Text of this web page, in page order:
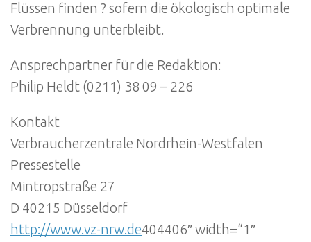
Flüssen finden ? sofern die ökologisch optimale
Verbrennung unterbleibt.
Ansprechpartner für die Redaktion:
Philip Heldt (0211) 38 09 – 226
Kontakt
Verbraucherzentrale Nordrhein-Westfalen
Pressestelle
Mintropstraße 27
D 40215 Düsseldorf
http://www.vz-nrw.de404406″ width=“1″